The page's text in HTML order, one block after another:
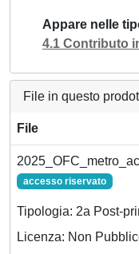
Appare nelle
4.1 Contributo
File in questo
File
accesso riservato
Tipologia: 2a Post-
Licenza: Non